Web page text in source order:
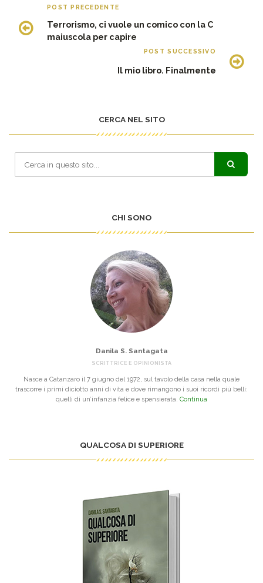
POST PRECEDENTE
Terrorismo, ci vuole un comico con la C
maiuscola per capire
POST SUCCESSIVO
Il mio libro. Finalmente
CERCA NEL SITO
CHI SONO
Danila S. Santagata
SCRITTRICE E OPINIONISTA
Nasce a Catanzaro il 7 giugno del 1972, sul tavolo della casa nella quale
trascorre i primi diciotto anni di vita e dove rimangono i suoi ricordi più belli:
quelli di un’infanzia felice e spensierata. Continua
QUALCOSA DI SUPERIORE